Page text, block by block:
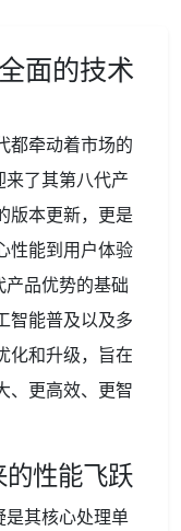
面的技术
都牵动着市场的
了其第八代产
版本更新，更是
性能到用户体验
品优势的基础
智能普及以及多
化和升级，旨在
、更高效、更智
性能飞跃
是其核心处理单